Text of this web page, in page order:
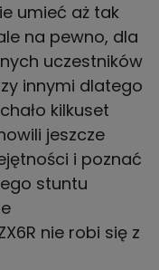
umieć aż tak
na pewno, dla
uczestników
innymi dlatego
kilkuset
jeszcze
i poznać
stuntu
nie robi się z